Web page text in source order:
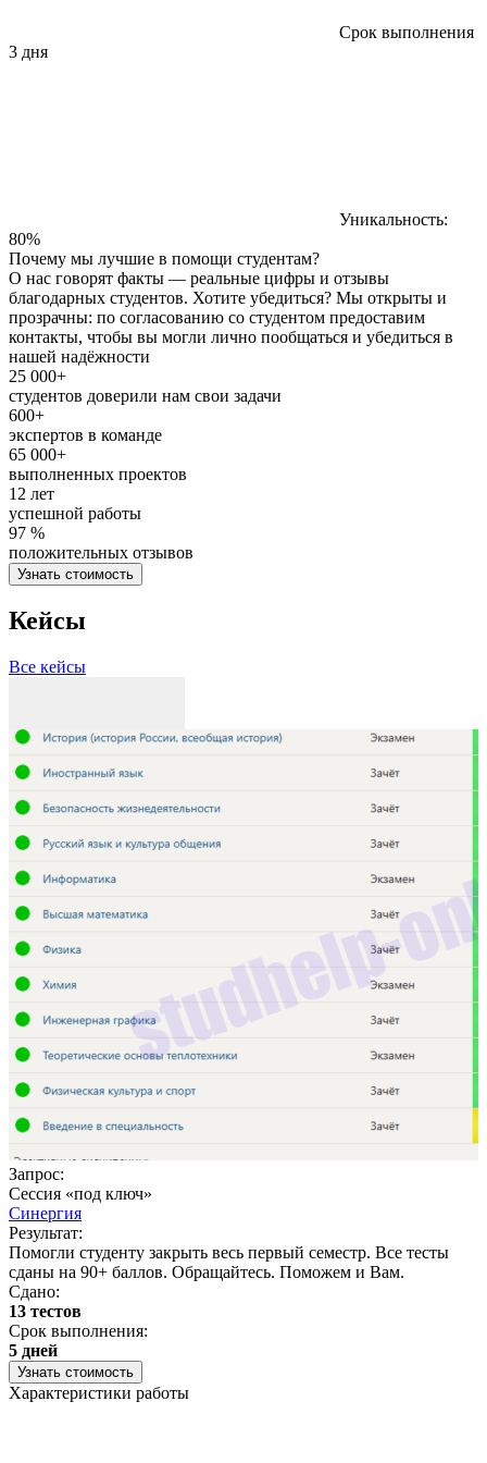
Срок выполнения
3 дня
Уникальность:
80%
Почему мы лучшие в помощи студентам?
О нас говорят факты — реальные цифры и отзывы
благодарных студентов. Хотите убедиться? Мы открыты и
прозрачны: по согласованию со студентом предоставим
контакты, чтобы вы могли лично пообщаться и убедиться в
нашей надёжности
25 000+
студентов доверили нам свои задачи
600+
экспертов в команде
65 000+
выполненных проектов
12 лет
успешной работы
97 %
положительных отзывов
Узнать стоимость
Кейсы
Все кейсы
Запрос:
Сессия «под ключ»
Синергия
Результат:
Помогли студенту закрыть весь первый семестр. Все тесты
сданы на 90+ баллов. Обращайтесь. Поможем и Вам.
Сдано:
13 тестов
Срок выполнения:
5 дней
Узнать стоимость
Характеристики работы